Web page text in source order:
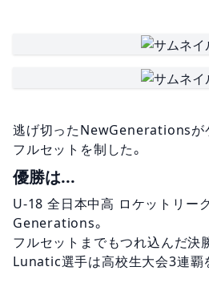
逃げ切ったNewGenerationsが
フルセットを制した。
優勝は...
U-18 全日本中高 ロケットリー
Generations。
フルセットまでもつれ込んだ決
Lunatic選手は高校生大会3連覇